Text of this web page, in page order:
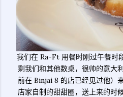
我们在 Ra-Ft 用餐时刚过午餐时
剩我们和其他数桌，很帅的意大
前在 Binjai 8 的店已经见过他）
店家自制的甜甜圈，送上来的时